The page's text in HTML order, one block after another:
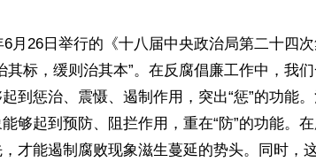
6月26日举行的《十八届中央政治局第二十四
其标，缓则治其本”。在反腐倡廉工作中，我
到惩治、震慑、遏制作用，突出“惩”的功能
够起到预防、阻拦作用，重在“防”的功能。
才能遏制腐败现象滋生蔓延的势头。同时，